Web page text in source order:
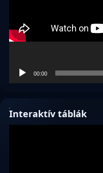
00:00
Interaktív táblák